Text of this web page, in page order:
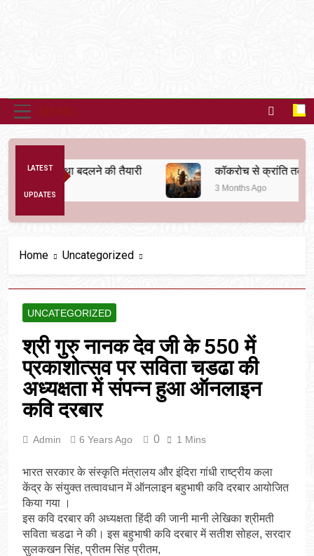
LATEST
UPDATES
व्यवस्था बदलने की तैयारी कॉकरोच से क्रांति तक
3 Months Ago
Home Uncategorized
UNCATEGORIZED
श्री गुरु नानक देव जी के 550 में
प्रकाशोत्सव पर सविता चडढा की
अध्यक्षता में संपन्न हुआ ऑनलाइन
कवि दरबार
Admin 6 Years Ago 0 1 Mins
भारत सरकार के संस्कृति मंत्रालय और इंदिरा गांधी राष्ट्रीय कला
केंद्र के संयुक्त तत्वावधान में ऑनलाइन बहुभाषी कवि दरबार आयोजित
किया गया ।
इस कवि दरबार की अध्यक्षता हिंदी की जानी मानी लेखिका श्रीमती
सविता चडढा ने की। इस बहुभाषी कवि दरबार में सतीश सोहल, सरदार
सुलकखन सिंह, प्रीतम सिंह प्रीतम,